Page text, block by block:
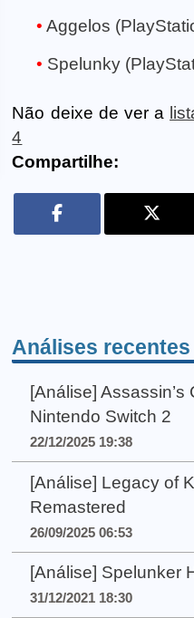
Aggelos
Spelunky
Não deixe de ver a
4
Compartilhe:
Análises recentes
[Análise]
Nintendo Switch 2
22/12/2025 19:38
[Análise] Legacy of
Remastered
26/09/2025 06:53
[Análise] Spelunker
31/12/2021 18:30